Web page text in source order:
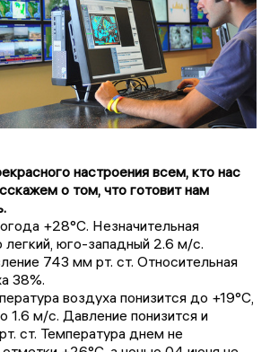
настроения всем, кто нас
о том, что готовит нам
+28°C. Незначительная
легкий, юго-западный 2.6 м/с.
743 мм рт. ст. Относительная
38%.
воздуха понизится до +19°C,
1.6 м/с. Давление понизится и
ст. Температура днем не